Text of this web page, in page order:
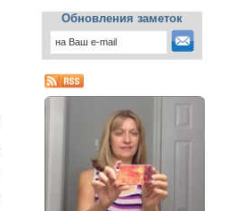
Обновления заметок